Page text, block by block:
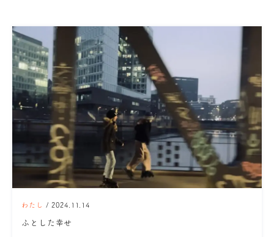
わたし / 2024.11.14
ふとした幸せ